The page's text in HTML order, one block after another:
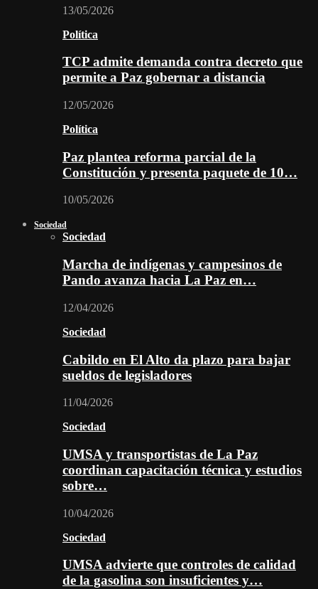
13/05/2026
Política
TCP admite demanda contra decreto que
permite a Paz gobernar a distancia
12/05/2026
Política
Paz plantea reforma parcial de la
Constitución y presenta paquete de 10…
10/05/2026
Sociedad
Sociedad
Marcha de indígenas y campesinos de
Pando avanza hacia La Paz en…
12/04/2026
Sociedad
Cabildo en El Alto da plazo para bajar
sueldos de legisladores
11/04/2026
Sociedad
UMSA y transportistas de La Paz
coordinan capacitación técnica y estudios
sobre…
10/04/2026
Sociedad
UMSA advierte que controles de calidad
de la gasolina son insuficientes y…